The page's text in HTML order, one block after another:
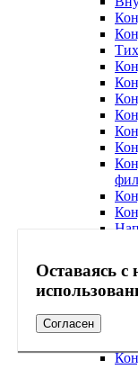
Оставаясь с
Согласен